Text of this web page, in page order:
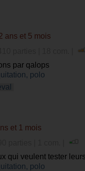
ans et 5 mois
par qalops
polo
et 1 mois
qui veulent tester
de 2012.
polo